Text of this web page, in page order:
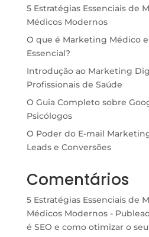
5 Estratégias Essenciais de
Médicos Modernos
O que é Marketing Médico
Essencial?
Introdução ao Marketing
Profissionais de Saúde
O Guia Completo sobre
Psicólogos
O Poder do E-mail
Leads e Conversões
Comentários
5 Estratégias Essenciais de
Médicos Modernos -
é SEO e como otimizar o